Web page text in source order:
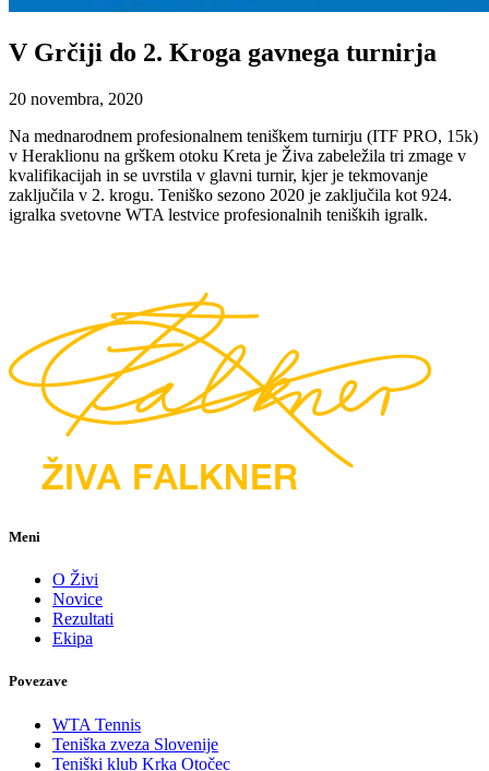
V Grčiji do 2. Kroga gavnega turnirja
20 novembra, 2020
Na mednarodnem profesionalnem teniškem turnirju (ITF PRO, 15k)
v Heraklionu na grškem otoku Kreta je Živa zabeležila tri zmage v
kvalifikacijah in se uvrstila v glavni turnir, kjer je tekmovanje
zaključila v 2. krogu. Teniško sezono 2020 je zaključila kot 924.
igralka svetovne WTA lestvice profesionalnih teniških igralk.
Meni
O Živi
Novice
Rezultati
Ekipa
Povezave
WTA Tennis
Teniška zveza Slovenije
Teniški klub Krka Otočec